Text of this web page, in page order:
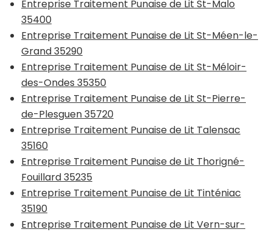
Entreprise Traitement Punaise de Lit St-Malo
35400
Entreprise Traitement Punaise de Lit St-Méen-le-
Grand 35290
Entreprise Traitement Punaise de Lit St-Méloir-
des-Ondes 35350
Entreprise Traitement Punaise de Lit St-Pierre-
de-Plesguen 35720
Entreprise Traitement Punaise de Lit Talensac
35160
Entreprise Traitement Punaise de Lit Thorigné-
Fouillard 35235
Entreprise Traitement Punaise de Lit Tinténiac
35190
Entreprise Traitement Punaise de Lit Vern-sur-